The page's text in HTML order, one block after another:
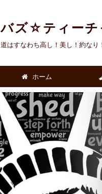
バズ☆ティーチ
道はすなわち高し！美し！約な
ホーム